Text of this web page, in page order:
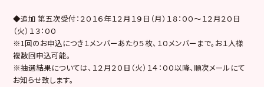
◆追加 第五次受付：２０１６年１２月１９日（月）１８：００～１２月２０日
（火）１３：００
※1回のお申込につき１メンバーあたり５枚、１０メンバーまで。お１人様
複数回申込可能。
※抽選結果については、１２月２０日（火）１４：００以降、順次メールにて
お知らせ致します。